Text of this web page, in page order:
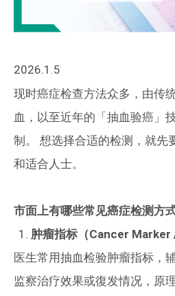
2026.1.5
现时癌症检查方法众多，由传
血，以至近年的「抽血验癌」
制。 想选择合适的检测，就先
和适合人士。
市面上有哪些常见癌症检测方
肿瘤指标（Cancer Marker
医生常用抽血检验肿瘤指标，
监察治疗效果或復发情况，原